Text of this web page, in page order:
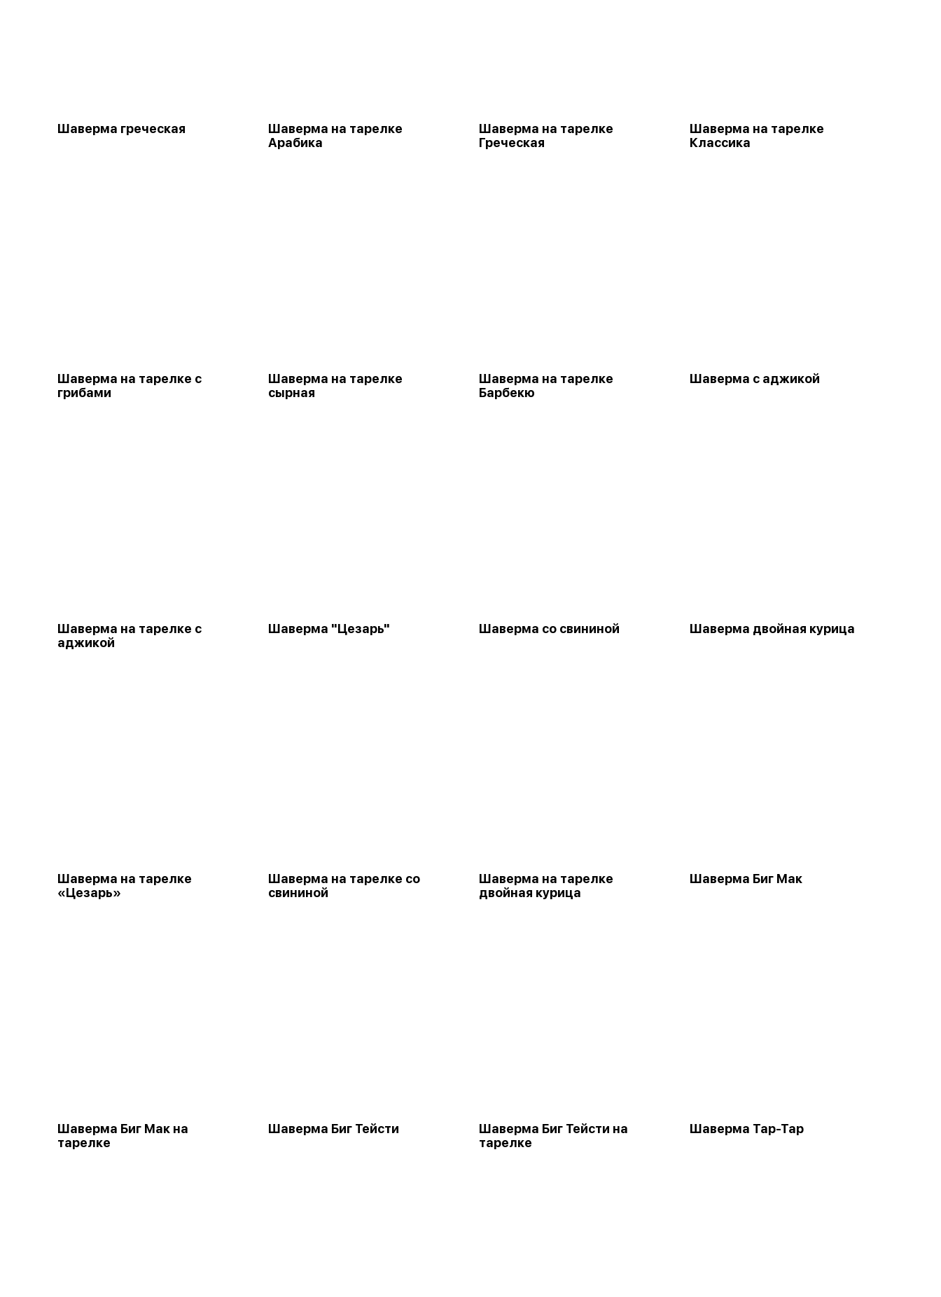
Шаверма греческая
Шаверма на тарелке
Арабика
Шаверма на тарелке
Греческая
Шаверма на тарелке
Классика
Шаверма на тарелке с
грибами
Шаверма на тарелке
сырная
Шаверма на тарелке
Барбекю
Шаверма с аджикой
Шаверма на тарелке с
аджикой
Шаверма "Цезарь" Шаверма со свининой Шаверма двойная курица
Шаверма на тарелке
«Цезарь»
Шаверма на тарелке со
свининой
Шаверма на тарелке
двойная курица
Шаверма Биг Мак
Шаверма Биг Мак на
тарелке
Шаверма Биг Тейсти
Шаверма Биг Тейсти на
тарелке
Шаверма Тар-Тар